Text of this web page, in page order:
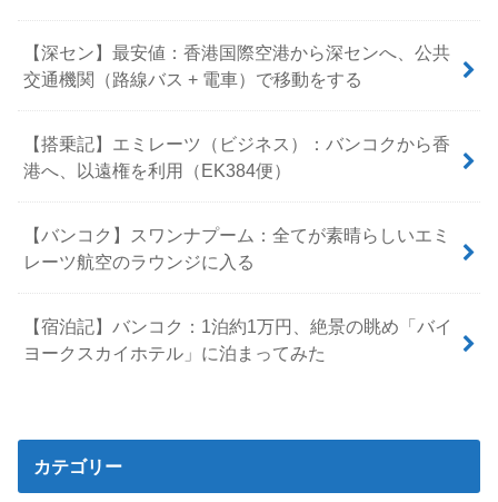
【深セン】最安値：香港国際空港から深センへ、公共
交通機関（路線バス + 電車）で移動をする
【搭乗記】エミレーツ（ビジネス）：バンコクから香
港へ、以遠権を利用（EK384便）
【バンコク】スワンナプーム：全てが素晴らしいエミ
レーツ航空のラウンジに入る
【宿泊記】バンコク：1泊約1万円、絶景の眺め「バイ
ヨークスカイホテル」に泊まってみた
カテゴリー